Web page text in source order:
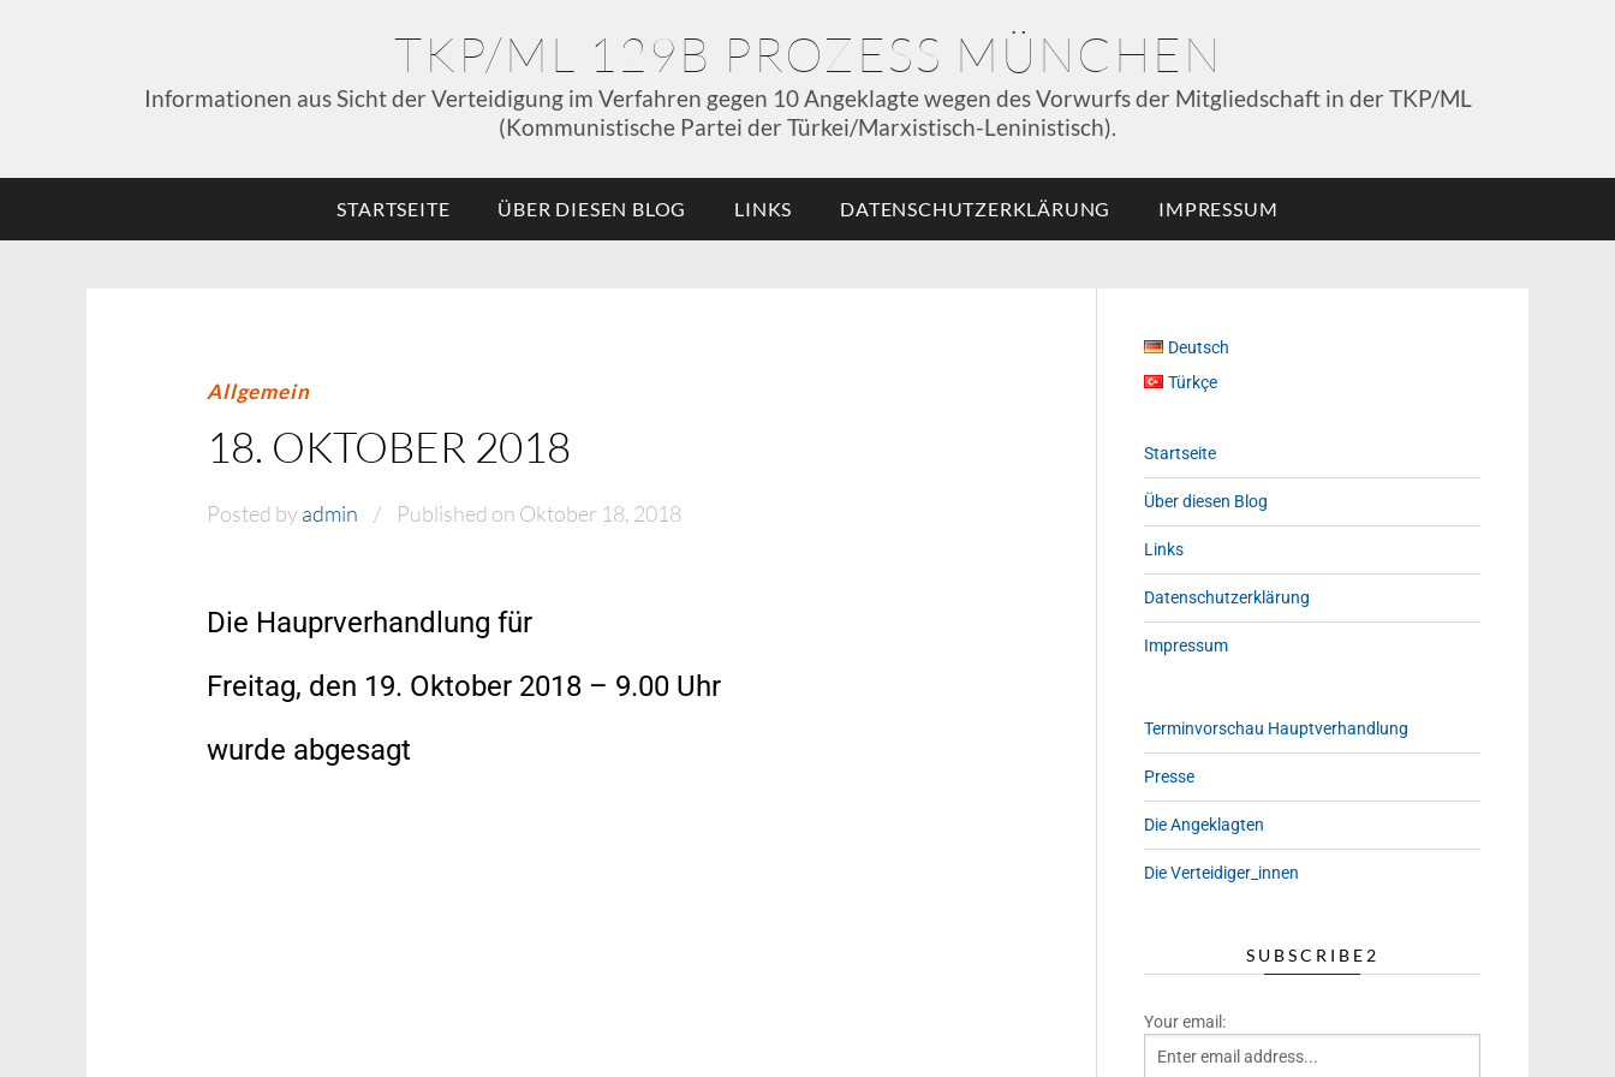
TKP/ML 129B PROZESS MÜNCHEN
Informationen aus Sicht der Verteidigung im Verfahren gegen 10 Angeklagte wegen des Vorwurfs der Mitgliedschaft in der TKP/ML
(Kommunistische Partei der Türkei/Marxistisch-Leninistisch).
STARTSEITE ÜBER DIESEN BLOG LINKS DATENSCHUTZERKLÄRUNG IMPRESSUM
Allgemein
18. OKTOBER 2018
Posted byadmin Published on Oktober 18, 2018
Die Hauprverhandlung für
Freitag, den 19. Oktober 2018 – 9.00 Uhr
wurde abgesagt
Deutsch
Türkçe
Startseite
Über diesen Blog
Links
Datenschutzerklärung
Impressum
Terminvorschau Hauptverhandlung
Presse
Die Angeklagten
Die Verteidiger_innen
SUBSCRIBE2
Your email: